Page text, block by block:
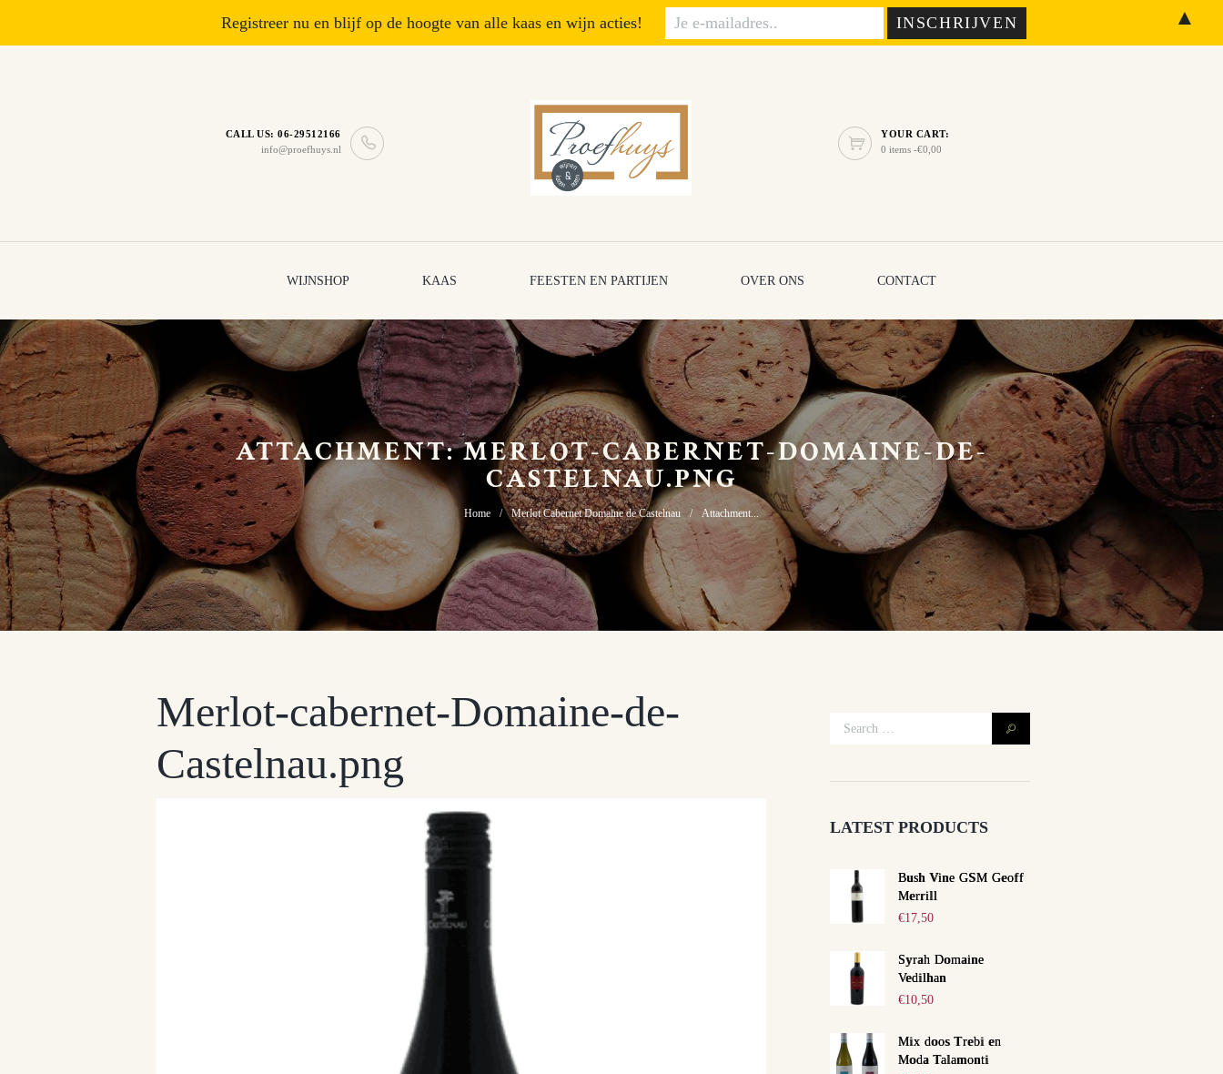
CALL US: 06-29512166
info@proefhuys.nl
YOUR CART:
0 items -€0,00
WIJNSHOP KAAS FEESTEN EN PARTIJEN OVER ONS CONTACT
ATTACHMENT: MERLOT-CABERNET-DOMAINE-DE-
CASTELNAU.PNG
Home Merlot Cabernet Domaine de Castelnau Attachment...
Merlot-cabernet-Domaine-de-
Castelnau.png
LATEST PRODUCTS
Bush Vine GSM Geoff
Merrill
€17,50
Syrah Domaine
Vedilhan
€10,50
Mix doos Trebi en
Moda Talamonti
Registreer nu en blijf op de hoogte van alle kaas en wijn acties! ▲